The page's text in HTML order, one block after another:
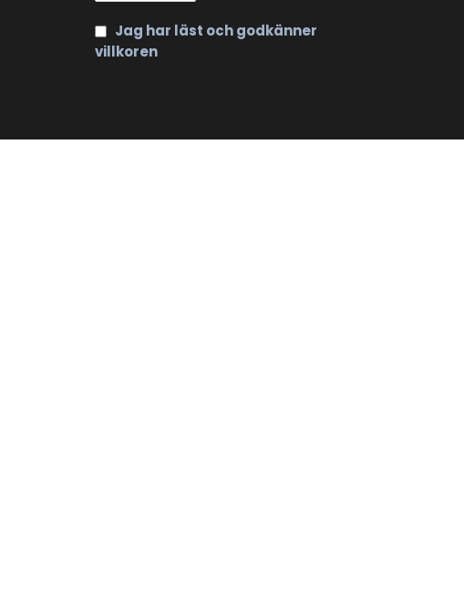
Jag har läst och godkänner
villkoren